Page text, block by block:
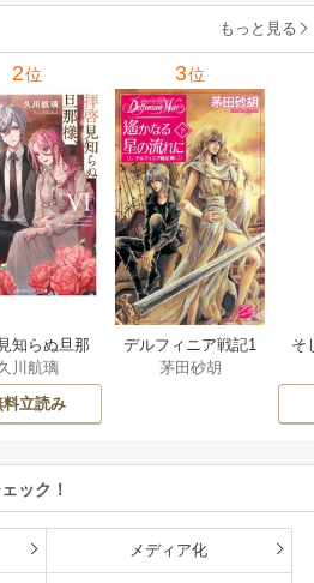
もっと見る
2位
知らぬ旦那
婚していた
だきます
川航璃
料立読み
3位
デルフィニア戦記1
茅田砂胡
そ
ック！
メディア化